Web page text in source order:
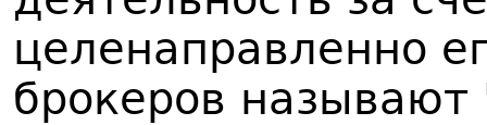
целенаправленно
брокеров